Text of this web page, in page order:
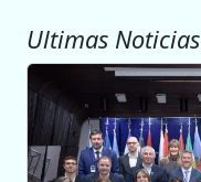
Ultimas Noticias